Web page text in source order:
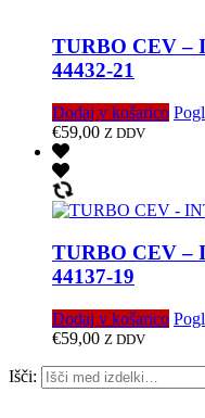
TURBO CEV –
44432-21
Dodaj v košarico
€59,00 Z DDV
TURBO CEV –
44137-19
Dodaj v košarico
€59,00 Z DDV
Išči: